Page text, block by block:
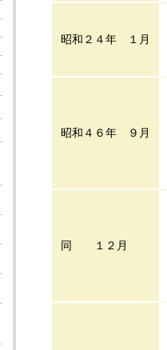
昭和２４年 １月
昭和４６年 ９月
同 １２月